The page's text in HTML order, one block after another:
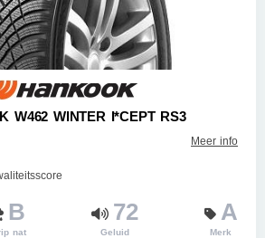
W462 WINTER I*CEPT RS3
Meer info
B
nat
72
Geluid
A
Merk